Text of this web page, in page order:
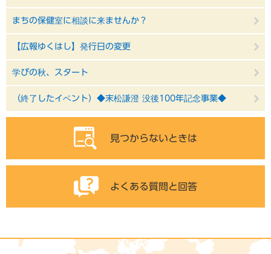
まちの保健室に相談に来ませんか？
【広報ゆくはし】発行日の変更
学びの秋、スタート
（終了したイベント）◆末松謙澄 没後100年記念事業◆
見つからないときは
よくある質問と回答